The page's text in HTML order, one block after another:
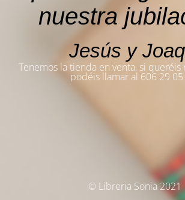
nuestra
Jesús y
Tenemos la tienda en venta, si queréis
podéis llamar al 606 29 05
© Libreria Sonia 2021